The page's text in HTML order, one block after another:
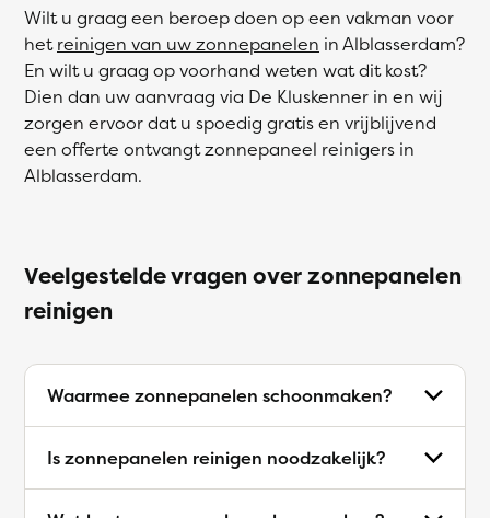
Wilt u graag een beroep doen op een vakman voor
hetreinigen van uw zonnepanelen in Alblasserdam?
En wilt u graag op voorhand weten wat dit kost?
Dien dan uw aanvraag via De Kluskenner in en wij
zorgen ervoor dat u spoedig gratis en vrijblijvend
een offerte ontvangt zonnepaneel reinigers in
Alblasserdam.
Veelgestelde vragen over zonnepanelen
reinigen
Waarmee zonnepanelen schoonmaken?
Is zonnepanelen reinigen noodzakelijk?